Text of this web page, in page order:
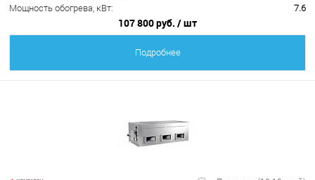
Мощность обогрева, кВт:
7.6
107 800 руб. / шт
Подробнее